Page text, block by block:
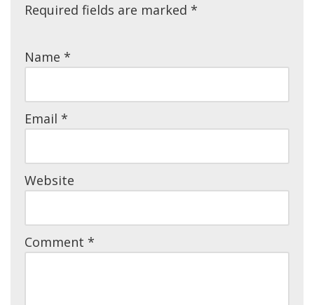
Required fields are marked *
Name *
Email *
Website
Comment *